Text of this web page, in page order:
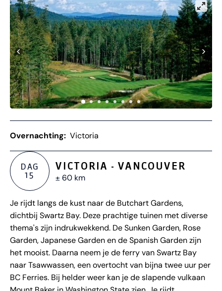
Overnachting: Victoria
DAG
15
VICTORIA - VANCOUVER
± 60 km
Je rijdt langs de kust naar de Butchart Gardens,
dichtbij Swartz Bay. Deze prachtige tuinen met diverse
thema's zijn indrukwekkend. De Sunken Garden, Rose
Garden, Japanese Garden en de Spanish Garden zijn
het mooist. Daarna neem je de ferry van Swartz Bay
naar Tsawwassen, een overtocht van bijna twee uur per
BC Ferries. Bij helder weer kan je de slapende vulkaan